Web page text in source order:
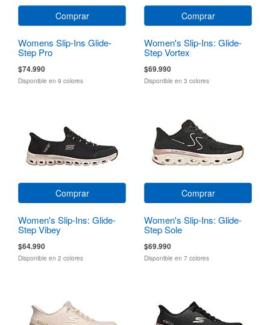
Comprar
Womens Slip-Ins Glide-
Step Pro
$74.990
Disponible en 9 colores
Comprar
Women's Slip-Ins: Glide-
Step Vortex
$69.990
Disponible en 3 colores
Comprar
Women's Slip-Ins: Glide-
Step Vibey
$64.990
Disponible en 2 colores
Comprar
Women's Slip-Ins: Glide-
Step Sole
$69.990
Disponible en 7 colores